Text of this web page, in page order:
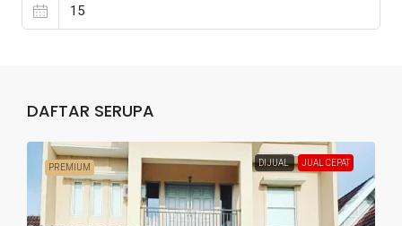
DAFTAR SERUPA
PREMIUM DIJUAL JUAL CEPAT